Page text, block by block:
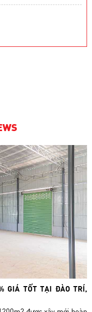
GIÁ TỐT TẠI ĐÀO TRÍ,